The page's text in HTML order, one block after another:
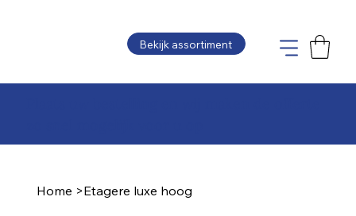
Bekijk assortiment
Home >Etagere luxe hoog